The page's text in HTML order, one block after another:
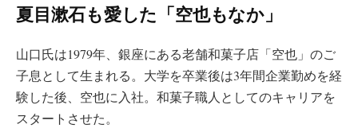
夏目漱石も愛した「空也もなか」
山口氏は1979年、銀座にある老舗和菓子店「空也」のご
子息として生まれる。大学を卒業後は3年間企業勤めを経
験した後、空也に入社。和菓子職人としてのキャリアを
スタートさせた。